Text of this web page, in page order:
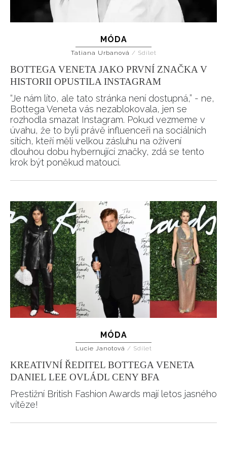
MÓDA
Tatiana Urbanová / Sdílet
BOTTEGA VENETA JAKO PRVNÍ ZNAČKA V
HISTORII OPUSTILA INSTAGRAM
“Je nám líto, ale tato stránka není dostupná,” - ne,
Bottega Veneta vás nezablokovala, jen se
rozhodla smazat Instagram. Pokud vezmeme v
úvahu, že to byli právě influenceři na sociálních
sítích, kteří měli velkou zásluhu na oživení
dlouhou dobu hybernující značky, zdá se tento
krok být poněkud matoucí.
MÓDA
Lucie Janotová / Sdílet
KREATIVNÍ ŘEDITEL BOTTEGA VENETA
DANIEL LEE OVLÁDL CENY BFA
Prestižní British Fashion Awards mají letos jasného
vítěze!